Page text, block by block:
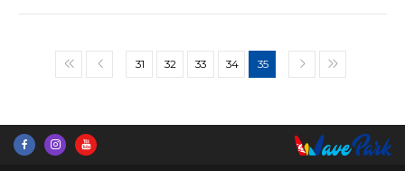
<< < 31 32 33 34 35 > >>